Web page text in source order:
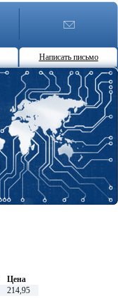
Написать письмо
Цена
214,95